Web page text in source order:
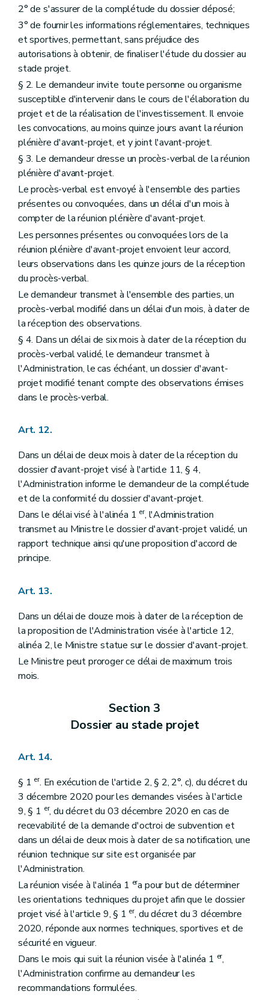
2° de s'assurer de la complétude du dossier déposé;
3° de fournir les informations réglementaires, techniques
et sportives, permettant, sans préjudice des
autorisations à obtenir, de finaliser l'étude du dossier au
stade projet.
§ 2. Le demandeur invite toute personne ou organisme
susceptible d'intervenir dans le cours de l'élaboration du
projet et de la réalisation de l'investissement. Il envoie
les convocations, au moins quinze jours avant la réunion
plénière d'avant-projet, et y joint l'avant-projet.
§ 3. Le demandeur dresse un procès-verbal de la réunion
plénière d'avant-projet.
Le procès-verbal est envoyé à l'ensemble des parties
présentes ou convoquées, dans un délai d'un mois à
compter de la réunion plénière d'avant-projet.
Les personnes présentes ou convoquées lors de la
réunion plénière d'avant-projet envoient leur accord,
leurs observations dans les quinze jours de la réception
du procès-verbal.
Le demandeur transmet à l'ensemble des parties, un
procès-verbal modifié dans un délai d'un mois, à dater de
la réception des observations.
§ 4. Dans un délai de six mois à dater de la réception du
procès-verbal validé, le demandeur transmet à
l'Administration, le cas échéant, un dossier d'avant-
projet modifié tenant compte des observations émises
dans le procès-verbal.
Art. 12.
Dans un délai de deux mois à dater de la réception du
dossier d'avant-projet visé à l'article 11, § 4,
l'Administration informe le demandeur de la complétude
et de la conformité du dossier d'avant-projet.
Dans le délai visé à l'alinéa 1 er, l'Administration
transmet au Ministre le dossier d'avant-projet validé, un
rapport technique ainsi qu'une proposition d'accord de
principe.
Art. 13.
Dans un délai de douze mois à dater de la réception de
la proposition de l'Administration visée à l'article 12,
alinéa 2, le Ministre statue sur le dossier d'avant-projet.
Le Ministre peut proroger ce délai de maximum trois
mois.
Section 3
Dossier au stade projet
Art. 14.
§ 1 er. En exécution de l'article 2, § 2, 2°, c), du décret du
3 décembre 2020 pour les demandes visées à l'article
9, § 1 er, du décret du 03 décembre 2020 en cas de
recevabilité de la demande d'octroi de subvention et
dans un délai de deux mois à dater de sa notification, une
réunion technique sur site est organisée par
l'Administration.
La réunion visée à l'alinéa 1 era pour but de déterminer
les orientations techniques du projet afin que le dossier
projet visé à l'article 9, § 1 er, du décret du 3 décembre
2020, réponde aux normes techniques, sportives et de
sécurité en vigueur.
Dans le mois qui suit la réunion visée à l'alinéa 1 er,
l'Administration confirme au demandeur les
recommandations formulées.